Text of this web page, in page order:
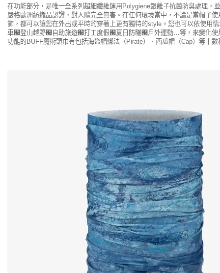
在功能部分，是唯一全系列超細纖維運用Polygiene銀離子抗菌防臭處理，
嚴格歐洲紡織品認證，對人體完全無害。在任何環境當中，不論是當帽子
飾，都可以讓您在外出或平時的穿著上更有獨特的style。您也可以依使用
車﹧登山越野﹧自助旅遊﹧打工度假﹧夏日防曬﹧戶外運動…等，來變化使
功能的BUFF魔術頭巾有包括海盜帽綁法（Pirate）、西瓜帽（Cap）等十